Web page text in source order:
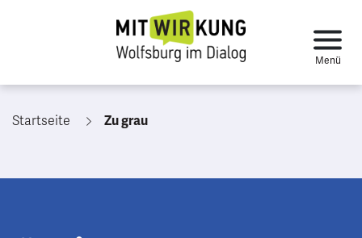
Startseite Zu grau